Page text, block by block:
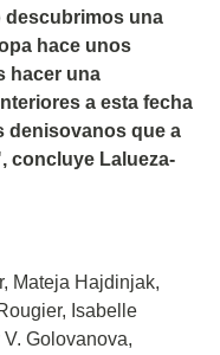
descubrimos una
hace unos
hacer una
a esta fecha
denisovanos que a
concluye Lalueza-
Mateja Hajdinjak,
Isabelle
Golovanova,